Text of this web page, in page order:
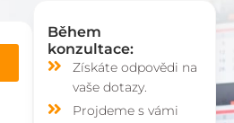
Během
konzultace:
Získáte odpovědi na
vaše dotazy.
Projdeme s vámi